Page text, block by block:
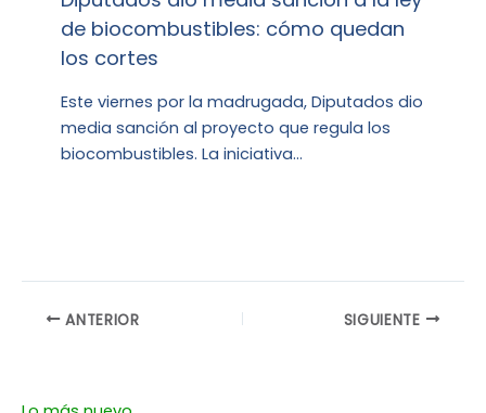
de biocombustibles: cómo quedan
los cortes
Este viernes por la madrugada, Diputados dio
media sanción al proyecto que regula los
biocombustibles. La iniciativa…
ANTERIOR SIGUIENTE